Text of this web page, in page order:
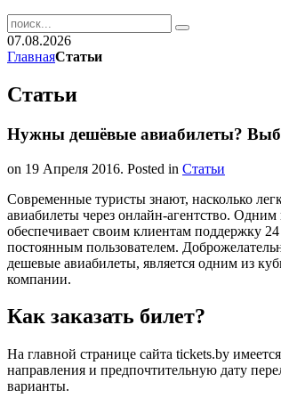
07.08.2026
ГлавнаяСтатьи
Статьи
Нужны дешёвые авиабилеты?
on 19 Апреля 2016. Posted in Статьи
Современные туристы знают, насколько
авиабилеты через онлайн-агентство. Одним
обеспечивает своим клиентам поддержку
постоянным пользователем.
дешевые авиабилеты, является одним из
компании.
Как заказать билет?
На главной странице сайта tickets.by
направления и предпочтительную дату
варианты.